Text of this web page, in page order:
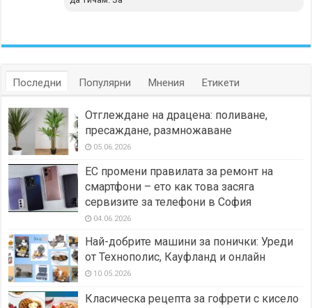
Последни Популярни Мнения Етикети
Отглеждане на драцена: поливане,
пресаждане, размножаване
05.06.2026
ЕС промени правилата за ремонт на
смартфони – ето как това засяга
сервизите за телефони в София
04.06.2026
Най-добрите машини за понички: Уреди
от Технополис, Кауфланд и онлайн
10.05.2026
Класическа рецепта за гофрети с кисело